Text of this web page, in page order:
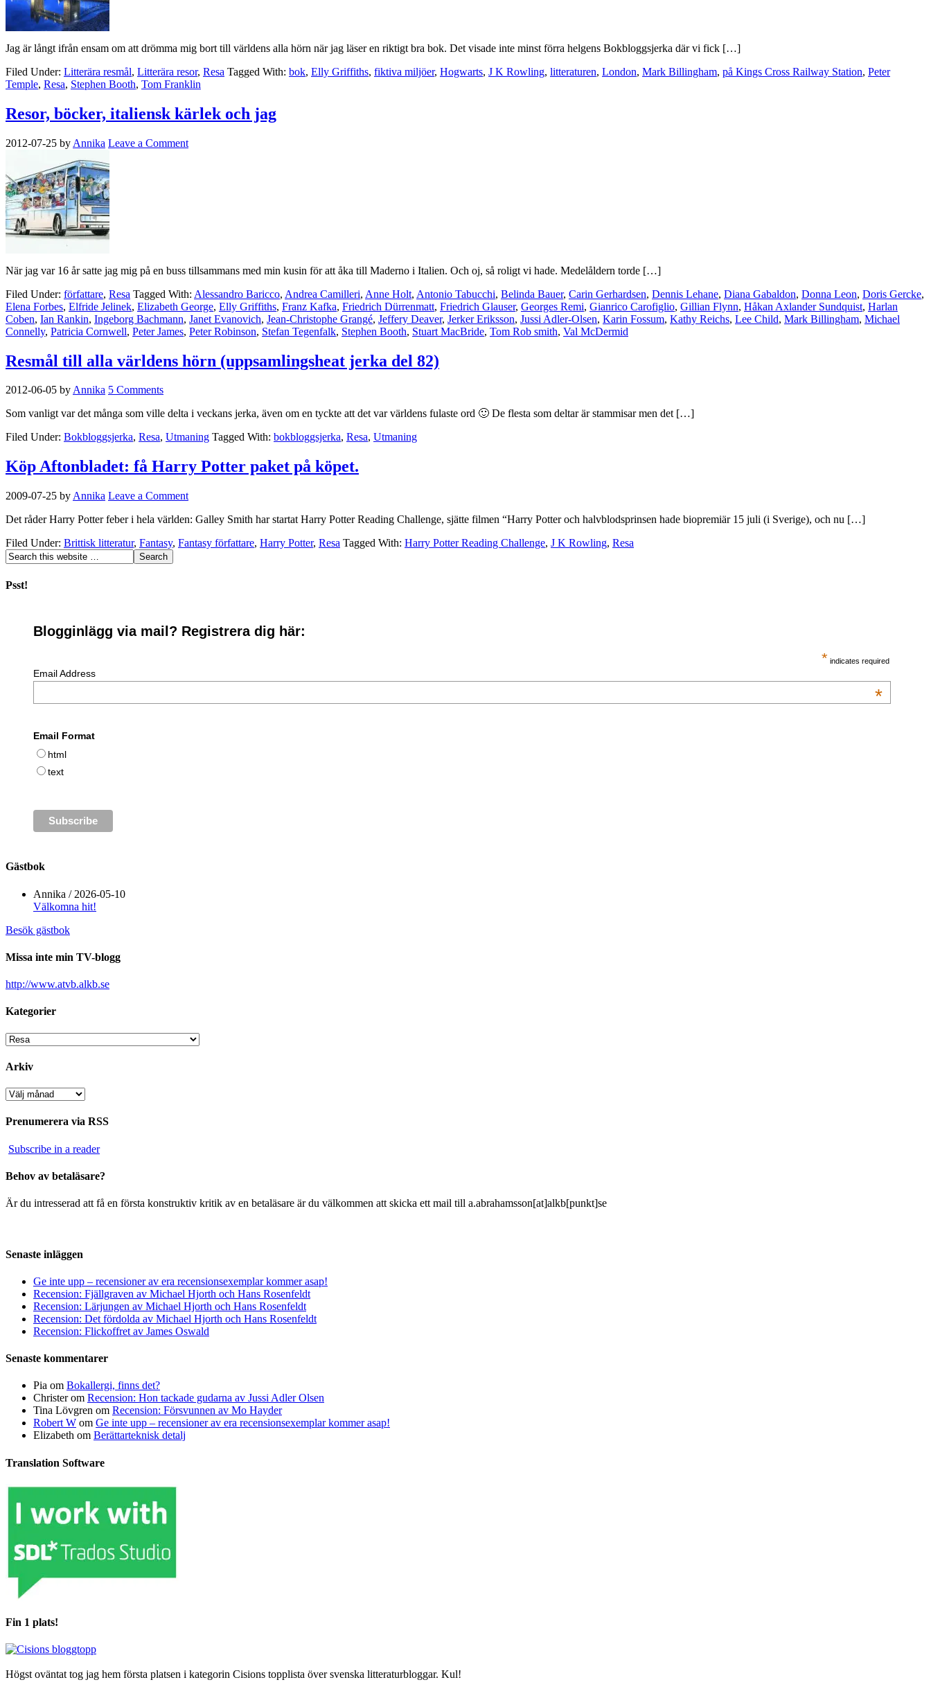
Jag är långt ifrån ensam om att drömma mig bort till världens alla hörn när jag läser en riktigt bra bok. Det visade inte minst förra helgens Bokbloggsjerka där vi fick […]
Filed Under: Litterära resmål, Litterära resor, Resa Tagged With: bok, Elly Griffiths, fiktiva miljöer, Hogwarts, J K Rowling, litteraturen, London, Mark Billingham, på Kings Cross Railway Station, Peter
Temple, Resa, Stephen Booth, Tom Franklin
Resor, böcker, italiensk kärlek och jag
2012-07-25 by Annika Leave a Comment
När jag var 16 år satte jag mig på en buss tillsammans med min kusin för att åka till Maderno i Italien. Och oj, så roligt vi hade. Medelåldern torde […]
Filed Under: författare, Resa Tagged With: Alessandro Baricco, Andrea Camilleri, Anne Holt, Antonio Tabucchi, Belinda Bauer, Carin Gerhardsen, Dennis Lehane, Diana Gabaldon, Donna Leon, Doris Gercke,
Elena Forbes, Elfride Jelinek, Elizabeth George, Elly Griffiths, Franz Kafka, Friedrich Dürrenmatt, Friedrich Glauser, Georges Remi, Gianrico Carofiglio, Gillian Flynn, Håkan Axlander Sundquist, Harlan
Coben, Ian Rankin, Ingeborg Bachmann, Janet Evanovich, Jean-Christophe Grangé, Jeffery Deaver, Jerker Eriksson, Jussi Adler-Olsen, Karin Fossum, Kathy Reichs, Lee Child, Mark Billingham, Michael
Connelly, Patricia Cornwell, Peter James, Peter Robinson, Stefan Tegenfalk, Stephen Booth, Stuart MacBride, Tom Rob smith, Val McDermid
Resmål till alla världens hörn (uppsamlingsheat jerka del 82)
2012-06-05 byAnnika 5 Comments
Som vanligt var det många som ville delta i veckans jerka, även om en tyckte att det var världens fulaste ord 🙂 De flesta som deltar är stammisar men det […]
Filed Under: Bokbloggsjerka, Resa, Utmaning Tagged With: bokbloggsjerka, Resa, Utmaning
Köp Aftonbladet: få Harry Potter paket på köpet.
2009-07-25 by Annika Leave a Comment
Det råder Harry Potter feber i hela världen: Galley Smith har startat Harry Potter Reading Challenge, sjätte filmen “Harry Potter och halvblodsprinsen hade biopremiär 15 juli (i Sverige), och nu […]
Filed Under: Brittisk litteratur, Fantasy, Fantasy författare, Harry Potter, Resa Tagged With: Harry Potter Reading Challenge, J K Rowling, Resa
Psst!
Blogginlägg via mail? Registrera dig här:
* indicates required
Email Address
*
Email Format
html
text
Gästbok
Annika / 2026-05-10
Välkomna hit!
Besök gästbok
Missa inte min TV-blogg
http://www.atvb.alkb.se
Kategorier
Kategorier
Arkiv
Arkiv
Prenumerera via RSS
Subscribe in a reader
Behov av betaläsare?
Är du intresserad att få en första konstruktiv kritik av en betaläsare är du välkommen att skicka ett mail till a.abrahamsson[at]alkb[punkt]se
Senaste inläggen
Ge inte upp – recensioner av era recensionsexemplar kommer asap!
Recension: Fjällgraven av Michael Hjorth och Hans Rosenfeldt
Recension: Lärjungen av Michael Hjorth och Hans Rosenfeldt
Recension: Det fördolda av Michael Hjorth och Hans Rosenfeldt
Recension: Flickoffret av James Oswald
Senaste kommentarer
Pia om Bokallergi, finns det?
Christerom Recension: Hon tackade gudarna av Jussi Adler Olsen
Tina Lövgren om Recension: Försvunnen av Mo Hayder
Robert W om Ge inte upp – recensioner av era recensionsexemplar kommer asap!
Elizabeth om Berättarteknisk detalj
Translation Software
Fin 1 plats!
Högst oväntat tog jag hem första platsen i kategorin Cisions topplista över svenska litteraturbloggar. Kul!